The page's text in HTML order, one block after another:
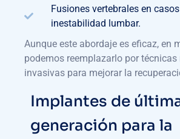
Fusiones vertebrales en
inestabilidad lumbar.
Aunque este abordaje es eficaz, en
podemos reemplazarlo por técnicas
invasivas para mejorar la
Implantes de
generación para la